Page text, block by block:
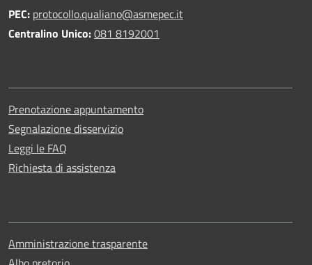
PEC: protocollo.qualiano@asmepec.it
Centralino Unico:081 8192001
Prenotazione appuntamento
Segnalazione disservizio
Leggi le FAQ
Richiesta di assistenza
Amministrazione trasparente